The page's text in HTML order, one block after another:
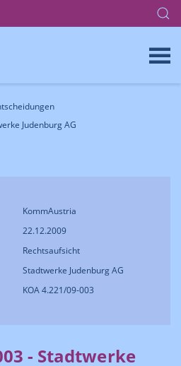
Judenburg AG
KommAustria
22.12.2009
Rechtsaufsicht
Stadtwerke Judenburg AG
KOA 4.221/09-003
- Stadtwerke